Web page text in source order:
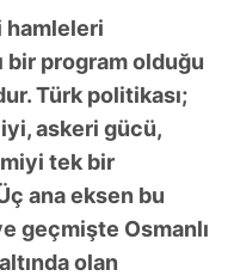
hamleleri
bir program olduğu
Türk politikası;
askeri gücü,
tek bir
ana eksen bu
geçmişte Osmanlı
olan